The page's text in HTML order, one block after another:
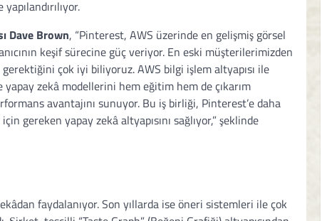
Dave Brown, “Pinterest, AWS üzerinde en gelişmiş görsel
keşif sürecine güç veriyor. En eski müşterilerimizden
çok iyi biliyoruz. AWS bilgi işlem altyapısı ile
zekâ modellerini hem eğitim hem de çıkarım
avantajını sunuyor. Bu iş birliği, Pinterest’e daha
gereken yapay zekâ altyapısını sağlıyor,” şeklinde
faydalanıyor. Son yıllarda ise öneri sistemleri ile çok